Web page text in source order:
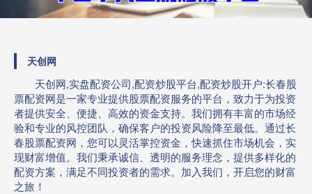
天创网
天创网,实盘配资公司,配资炒股平台,配资炒股开户:长春股
票配资网是一家专业提供股票配资服务的平台，致力于为投资
者提供安全、便捷、高效的资金支持。我们拥有丰富的市场经
验和专业的风控团队，确保客户的投资风险降至最低。通过长
春股票配资网，您可以灵活掌控资金，快速抓住市场机会，实
现财富增值。我们秉承诚信、透明的服务理念，提供多样化的
配资方案，满足不同投资者的需求。加入我们，开启您的财富
之旅！